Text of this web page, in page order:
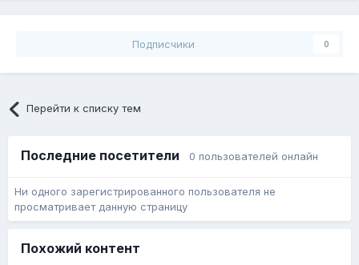
Подписчики 0
Перейти к списку тем
Последние посетители 0 пользователей онлайн
Ни одного зарегистрированного пользователя не
просматривает данную страницу
Похожий контент